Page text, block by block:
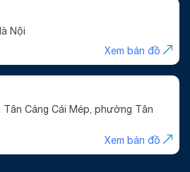
Nội
Xem bản đồ
Cảng Cái Mép, phường Tân
Xem bản đồ